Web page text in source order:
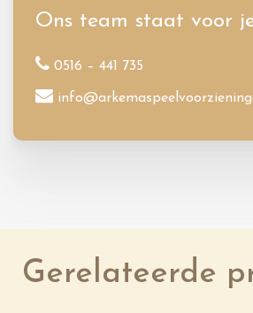
Ons team staat voor
0516 – 441 735
Gerelateerde